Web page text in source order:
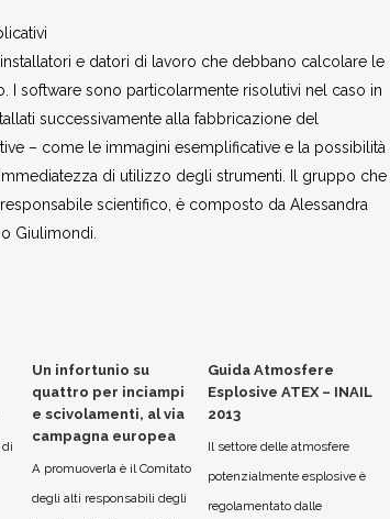
e datori di lavoro che debbano calcolare le
software sono particolarmente risolutivi nel caso in
successivamente alla fabbricazione del
– come le immagini esemplificative e la possibilità
di utilizzo degli strumenti. Il gruppo che
scientifico, è composto da Alessandra
Giulimondi.
Un infortunio su
quattro per inciampi
e scivolamenti, al via
campagna europea
A promuoverla è il Comitato
degli alti responsabili degli
Guida Atmosfere
Esplosive ATEX – INAIL
2013
Il settore delle atmosfere
potenzialmente esplosive è
regolamentato dalle